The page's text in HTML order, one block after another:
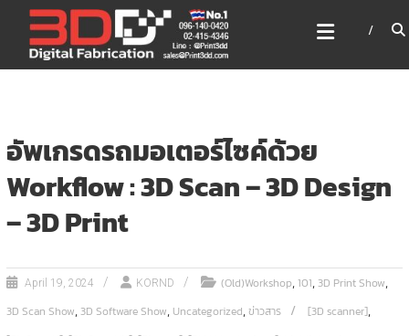
content
3DD DIGITAL FABRICATION
เครื่องพิมพ์3มิติ สแกนเนอร์
เลเซอร์
อัพเกรดรถมอเตอร์ไซค์ด้วย
Workflow : 3D Scan – 3D Design
– 3D Print
April 19, 2024 KORND (Old)Workshop,101,3D Print Show,
3D Scan Show,3D Software Show, Uncategorized,ข่าวสาร [3D scanner],